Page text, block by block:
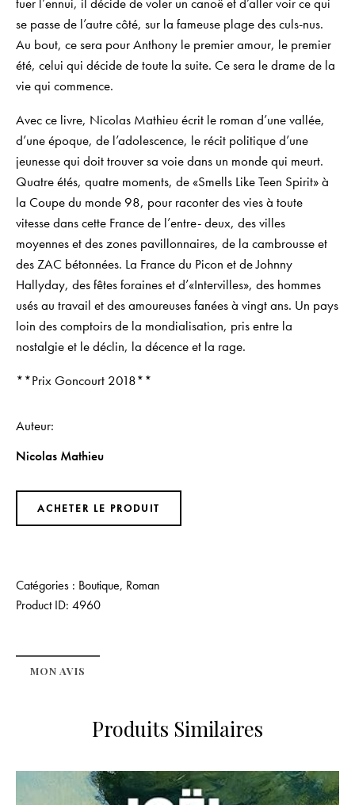
se passe de l’autre côté, sur la fameuse plage des culs-nus.
Au bout, ce sera pour Anthony le premier amour, le premier
été, celui qui décide de toute la suite. Ce sera le drame de la
vie qui commence.
Avec ce livre, Nicolas Mathieu écrit le roman d’une vallée,
d’une époque, de l’adolescence, le récit politique d’une
jeunesse qui doit trouver sa voie dans un monde qui meurt.
Quatre étés, quatre moments, de «Smells Like Teen Spirit» à
la Coupe du monde 98, pour raconter des vies à toute
vitesse dans cette France de l’entre- deux, des villes
moyennes et des zones pavillonnaires, de la cambrousse et
des ZAC bétonnées. La France du Picon et de Johnny
Hallyday, des fêtes foraines et d’«Intervilles», des hommes
usés au travail et des amoureuses fanées à vingt ans. Un pays
loin des comptoirs de la mondialisation, pris entre la
nostalgie et le déclin, la décence et la rage.
**Prix Goncourt 2018**
Auteur
Nicolas Mathieu
ACHETER LE PRODUIT
Catégories : Boutique, Roman
Product ID: 4960
MON AVIS
Produits Similaires